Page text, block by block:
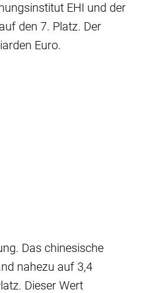
EHI und der
den 7. Platz. Der
Euro.
Das chinesische
nahezu auf 3,4
Dieser Wert